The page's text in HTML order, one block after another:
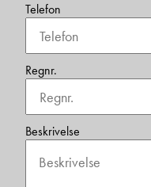
Telefon
Regnr.
Beskrivelse